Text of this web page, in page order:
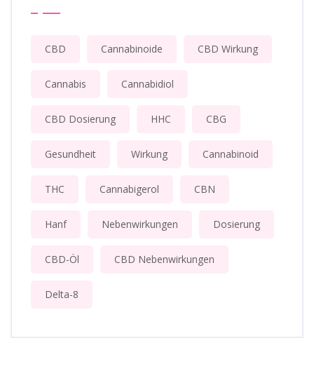
CBD Cannabinoide CBD Wirkung
Cannabis Cannabidiol
CBD Dosierung HHC CBG
Gesundheit Wirkung Cannabinoid
THC Cannabigerol CBN
Hanf Nebenwirkungen Dosierung
CBD-Öl CBD Nebenwirkungen
Delta-8